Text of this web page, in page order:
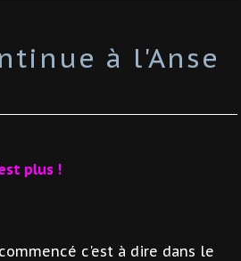
à l'Anse
plus !
c'est à dire dans le